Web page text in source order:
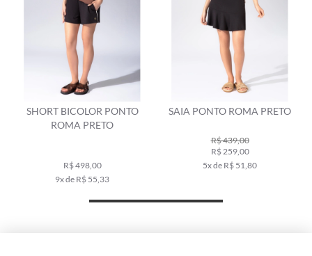
SHORT BICOLOR PONTO
ROMA PRETO
R$ 498,00
9x de R$ 55,33
SAIA PONTO ROMA PRETO
R$ 439,00
R$ 259,00
5x de R$ 51,80